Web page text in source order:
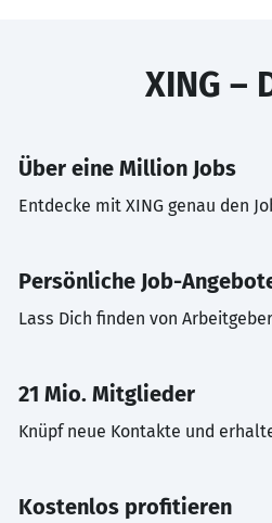
XING –
Über eine Million Jobs
Entdecke mit XING genau den
Persönliche Job-
Lass Dich finden von
21 Mio. Mitglieder
Knüpf neue Kontakte und
Kostenlos profitieren